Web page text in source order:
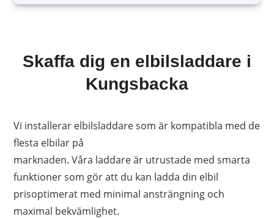
Skaffa dig en elbilsladdare i
Kungsbacka
Vi installerar elbilsladdare som är kompatibla med de
flesta elbilar på
marknaden. Våra laddare är utrustade med smarta
funktioner som gör att du kan ladda din elbil
prisoptimerat med minimal ansträngning och
maximal bekvämlighet.